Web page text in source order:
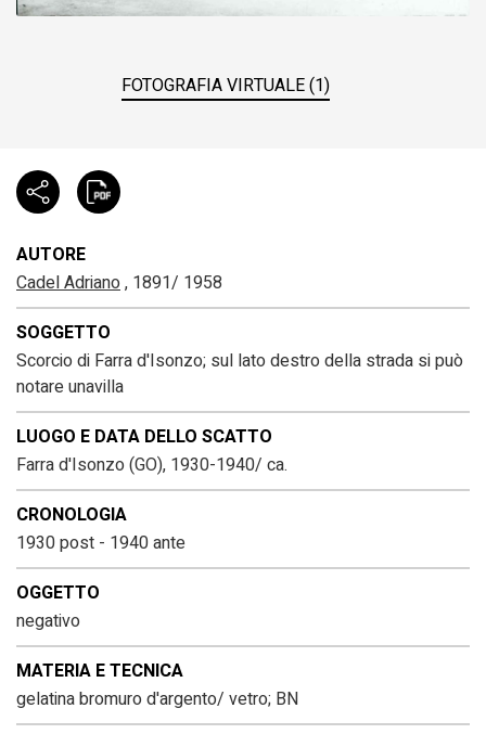
FOTOGRAFIA VIRTUALE (1)
AUTORE
Cadel Adriano, 1891/ 1958
SOGGETTO
Scorcio di Farra d'Isonzo; sul lato destro della strada si può
notare unavilla
LUOGO E DATA DELLO SCATTO
Farra d'Isonzo (GO), 1930-1940/ ca.
CRONOLOGIA
1930 post - 1940 ante
OGGETTO
negativo
MATERIA E TECNICA
gelatina bromuro d'argento/ vetro; BN